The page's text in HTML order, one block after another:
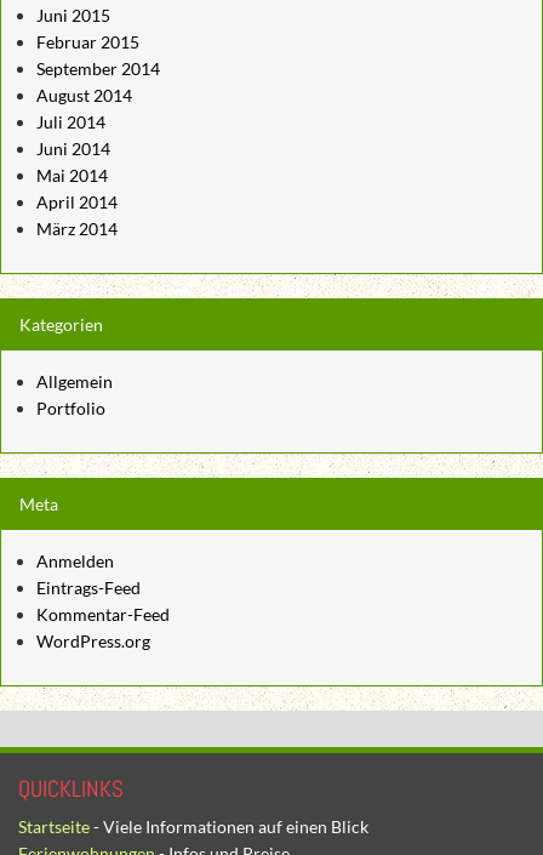
Juni 2015
Februar 2015
September 2014
August 2014
Juli 2014
Juni 2014
Mai 2014
April 2014
März 2014
Kategorien
Allgemein
Portfolio
Meta
Anmelden
Eintrags-Feed
Kommentar-Feed
WordPress.org
QUICKLINKS
Startseite- Viele Informationen auf einen Blick